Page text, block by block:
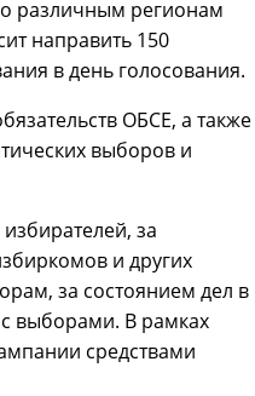
различным регионам
направить 150
в день голосования.
ОБСЕ, а также
выборов и
за
и других
за состоянием дел в
выборами. В рамках
средствами